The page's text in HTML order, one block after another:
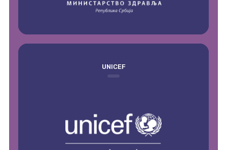
UNICEF